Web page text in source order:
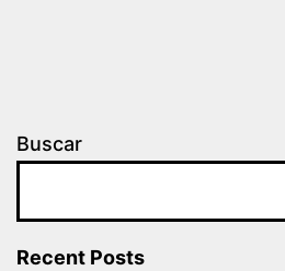
Buscar
Recent Posts